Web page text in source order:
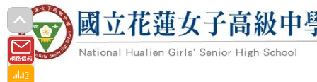
跳
轉
至
主